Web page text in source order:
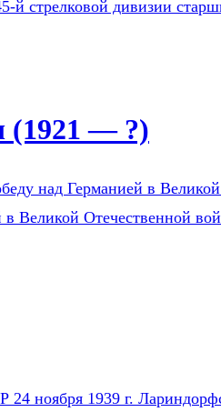
й стрелковой дивизии
(1921 — ?)
над Германией в
Отечественной
ноября 1939 г.